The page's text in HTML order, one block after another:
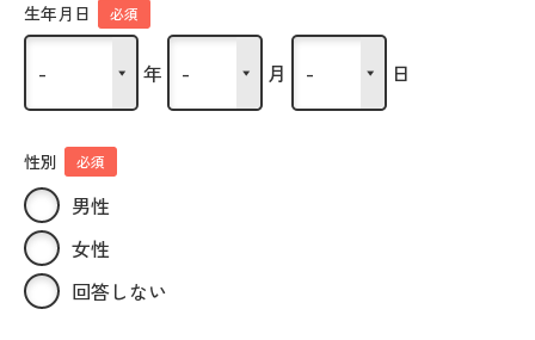
生年月日 必須
年 月 日
性別 必須
男性
女性
回答しない